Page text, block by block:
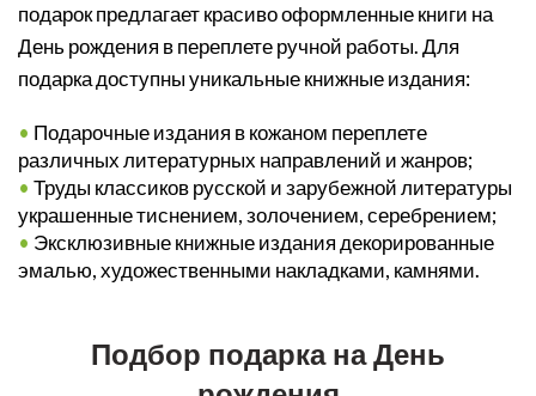
подарок предлагает красиво оформленные книги на
День рождения в переплете ручной работы. Для
подарка доступны уникальные книжные издания:
• Подарочные издания в кожаном переплете
различных литературных направлений и жанров;
• Труды классиков русской и зарубежной литературы
украшенные тиснением, золочением, серебрением;
• Эксклюзивные книжные издания декорированные
эмалью, художественными накладками, камнями.
Подбор подарка на День